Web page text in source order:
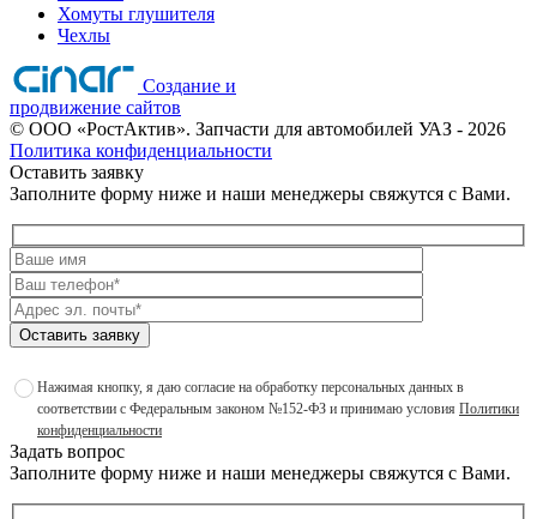
Хомуты глушителя
Чехлы
Создание и
продвижение сайтов
© ООО «РостАктив». Запчасти для автомобилей УАЗ - 2026
Политика конфиденциальности
Оставить заявку
Заполните форму ниже и наши менеджеры свяжутся с Вами.
Оставить заявку
Нажимая кнопку, я даю согласие на обработку персональных данных в
соответствии с Федеральным законом №152-ФЗ и принимаю условия Политики
конфиденциальности
Задать вопрос
Заполните форму ниже и наши менеджеры свяжутся с Вами.